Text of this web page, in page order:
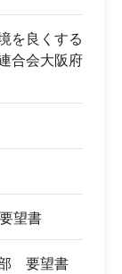
を良くする
合会大阪府
望書
部 要望書